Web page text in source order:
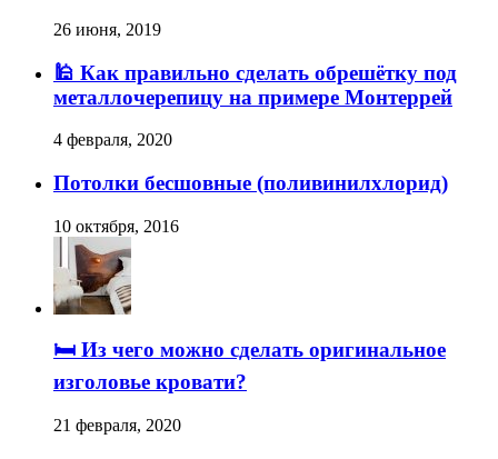
26 июня, 2019
🕌 Как правильно сделать обрешётку под
металлочерепицу на примере Монтеррей
4 февраля, 2020
Потолки бесшовные (поливинилхлорид)
10 октября, 2016
🛏️ Из чего можно сделать оригинальное
изголовье кровати?
21 февраля, 2020